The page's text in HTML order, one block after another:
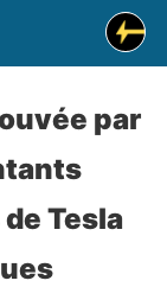
par
Tesla